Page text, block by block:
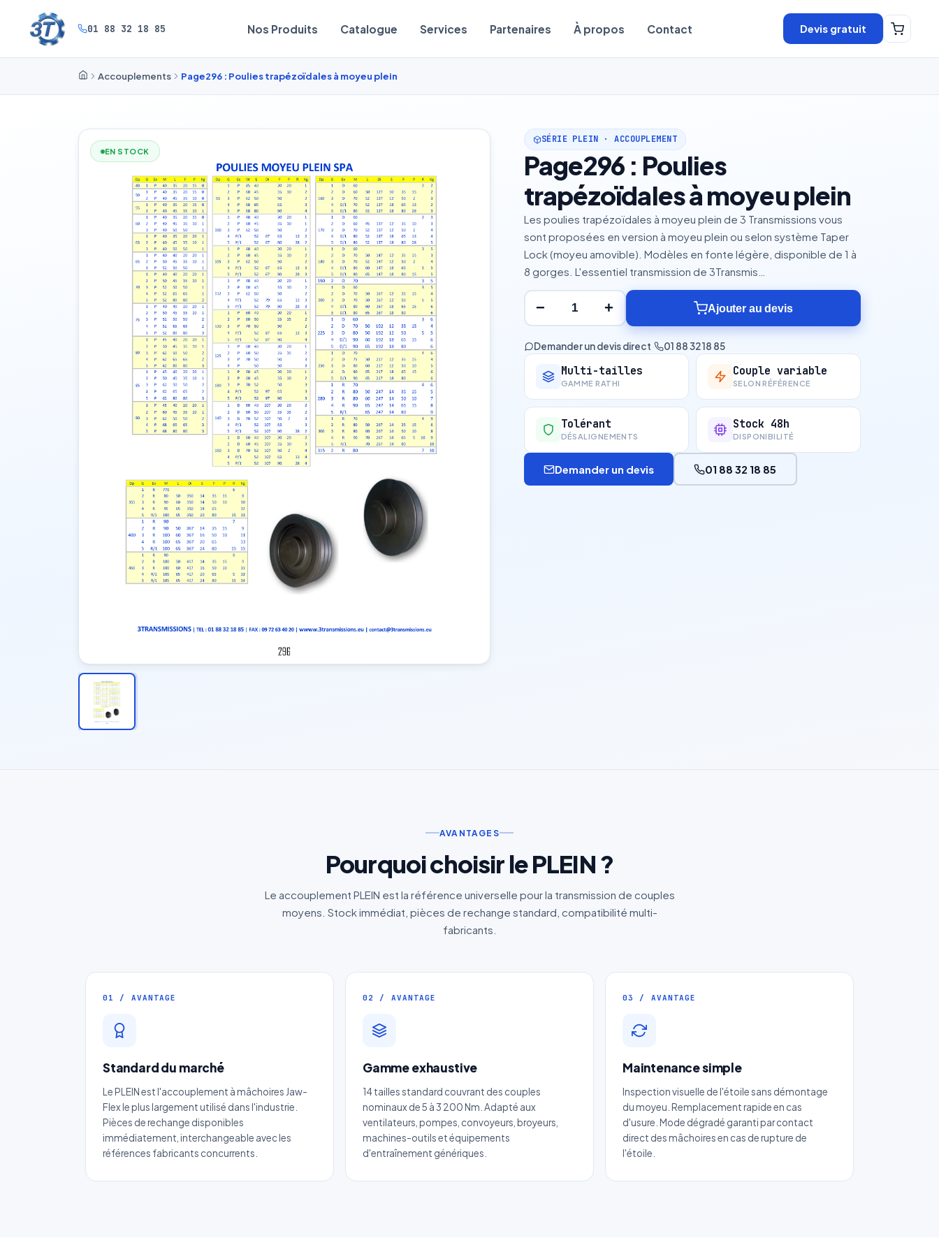
01 88 32 18 85 Nos Produits Catalogue Services Partenaires À propos Contact Devis gratuit
Accouplements Page296 : Poulies trapézoïdales à moyeu plein
EN STOCK
SÉRIE PLEIN · ACCOUPLEMENT
Page296 : Poulies
trapézoïdales à moyeu plein
Les poulies trapézoïdales à moyeu plein de 3 Transmissions vous
sont proposées en version à moyeu plein ou selon système Taper
Lock (moyeu amovible). Modèles en fonte légère, disponible de 1 à
8 gorges. L'essentiel transmission de 3Transmis…
− + Ajouter au devis
Demander un devis direct· 01 88 32 18 85
Multi-tailles
GAMME RATHI
Couple variable
SELON RÉFÉRENCE
Tolérant
DÉSALIGNEMENTS
Stock 48h
DISPONIBILITÉ
Demander un devis 01 88 32 18 85
AVANTAGES
Pourquoi choisir le PLEIN ?
Le accouplement PLEIN est la référence universelle pour la transmission de couples
moyens. Stock immédiat, pièces de rechange standard, compatibilité multi-
fabricants.
01 / AVANTAGE
Standard du marché
Le PLEIN est l'accouplement à mâchoires Jaw-
Flex le plus largement utilisé dans l'industrie.
Pièces de rechange disponibles
immédiatement, interchangeable avec les
références fabricants concurrents.
02 / AVANTAGE
Gamme exhaustive
14 tailles standard couvrant des couples
nominaux de 5 à 3 200 Nm. Adapté aux
ventilateurs, pompes, convoyeurs, broyeurs,
machines-outils et équipements
d'entraînement génériques.
03 / AVANTAGE
Maintenance simple
Inspection visuelle de l'étoile sans démontage
du moyeu. Remplacement rapide en cas
d'usure. Mode dégradé garanti par contact
direct des mâchoires en cas de rupture de
l'étoile.
Devis Page296 : Poulies trapézoïdales à
moyeu plein
Réponse sous 24h — Sans engagement
* Entreprise